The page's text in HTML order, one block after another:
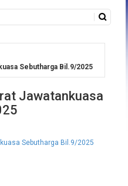
Sebutharga Bil.9/2025
Jawatankuasa
Sebutharga Bil.9/2025